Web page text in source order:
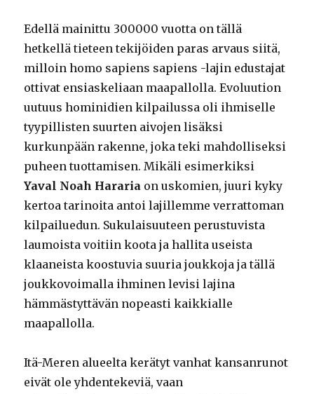
Edellä mainittu 300000 vuotta on tällä
hetkellä tieteen tekijöiden paras arvaus siitä,
milloin homo sapiens sapiens -lajin edustajat
ottivat ensiaskeliaan maapallolla. Evoluution
uutuus hominidien kilpailussa oli ihmiselle
tyypillisten suurten aivojen lisäksi
kurkunpään rakenne, joka teki mahdolliseksi
puheen tuottamisen. Mikäli esimerkiksi
Yaval Noah Hararia on uskomien, juuri kyky
kertoa tarinoita antoi lajillemme verrattoman
kilpailuedun. Sukulaisuuteen perustuvista
laumoista voitiin koota ja hallita useista
klaaneista koostuvia suuria joukkoja ja tällä
joukkovoimalla ihminen levisi lajina
hämmästyttävän nopeasti kaikkialle
maapallolla.
Itä-Meren alueelta kerätyt vanhat kansanrunot
eivät ole yhdentekeviä, vaan